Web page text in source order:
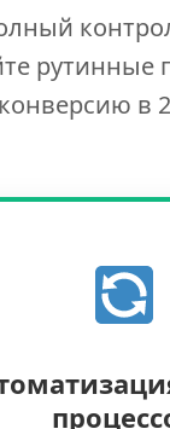
рутинные
конверсию в